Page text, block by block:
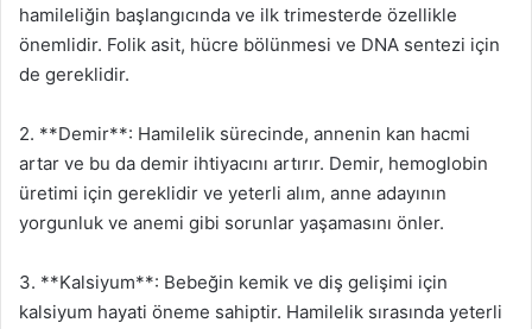
hamileliğin başlangıcında ve ilk trimesterde özellikle
önemlidir. Folik asit, hücre bölünmesi ve DNA sentezi için
de gereklidir.
2. **Demir**: Hamilelik sürecinde, annenin kan hacmi
artar ve bu da demir ihtiyacını artırır. Demir, hemoglobin
üretimi için gereklidir ve yeterli alım, anne adayının
yorgunluk ve anemi gibi sorunlar yaşamasını önler.
3. **Kalsiyum**: Bebeğin kemik ve diş gelişimi için
kalsiyum hayati öneme sahiptir. Hamilelik sırasında yeterli